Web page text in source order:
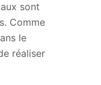
sont
Comme
le
réaliser